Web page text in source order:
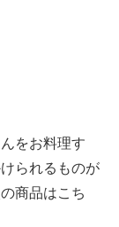
をお料理す
られるものが
商品はこち